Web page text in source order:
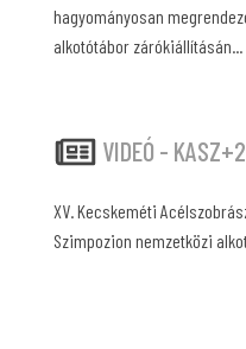
hagyományosan
alkotótábor zárókiállításán...
VIDEÓ -
XV. Kecskeméti
Szimpozion nemzetközi